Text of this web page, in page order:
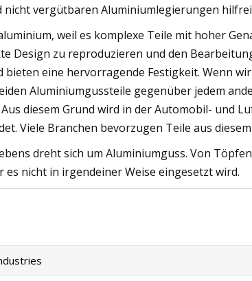
vergütbaren Aluminiumlegierungen
weil es komplexe Teile mit hoher
Design zu reproduzieren und den
bieten eine hervorragende Festigkeit. Wenn
Aluminiumgussteile gegenüber jedem
diesem Grund wird in der Automobil- und
Viele Branchen bevorzugen Teile aus
dreht sich um Aluminiumguss. Von
nicht in irgendeiner Weise eingesetzt wird.